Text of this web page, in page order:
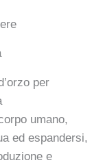
per
umano,
ed espandersi,
e